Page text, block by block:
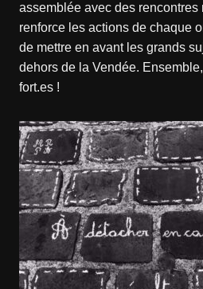
assemblée avec des rencontres
renforce les actions de chaque
de mettre en avant les grands
dehors de la Vendée.
fort.es !